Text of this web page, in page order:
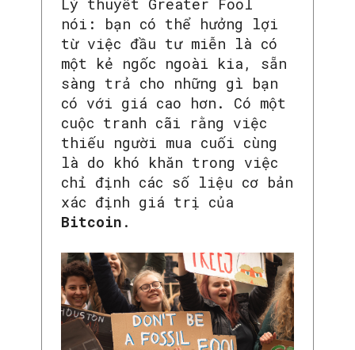
nói: bạn có thể hưởng lợi
từ việc đầu tư miễn là có
một kẻ ngốc ngoài kia, sẵn
sàng trả cho những gì bạn
có với giá cao hơn. Có một
cuộc tranh cãi rằng việc
thiếu người mua cuối cùng
là do khó khăn trong việc
chỉ định các số liệu cơ bản
xác định giá trị của
Bitcoin .